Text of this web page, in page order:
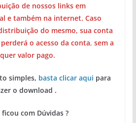
de nossos links em
e também na internet. Caso
do mesmo, sua conta
o acesso da conta, sem a
valor pago.
simples, basta clicar aqui para
o download .
com Dúvidas ?